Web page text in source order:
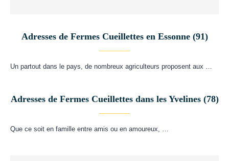
Adresses de Fermes Cueillettes en Essonne (91)
Un partout dans le pays, de nombreux agriculteurs proposent aux …
Adresses de Fermes Cueillettes dans les Yvelines (78)
Que ce soit en famille entre amis ou en amoureux, …